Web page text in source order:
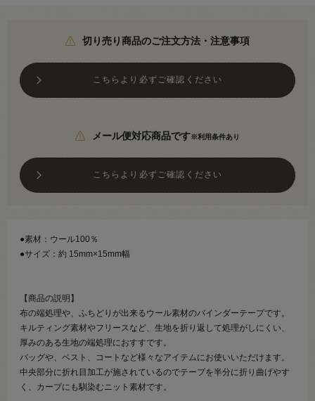
切り売り商品のご注文方法・注意事項
こちらより必ずご確認ください
メール便対応商品です※利用条件あり
こちらより必ずご確認ください
●素材：ウール100％
●サイズ：約 15mm×15mm幅
【商品の説明】
布の端処理や、ふちどりが出来るウール素材のバインダーテープです。
キルティング素材やフリースなど、生地を折り返して処理がしにくい、
厚みのある生地の端処理におすすです。
バッグや、ベスト、コートなど様々なアイテムにお使いいただけます。
中央部分に折れ目加工が施されているのでテープを半分に折り曲げやす
く、カーブにも馴染むニット素材です。